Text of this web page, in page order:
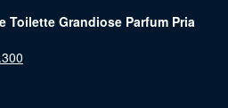
Toilette Grandiose Parfum Pria